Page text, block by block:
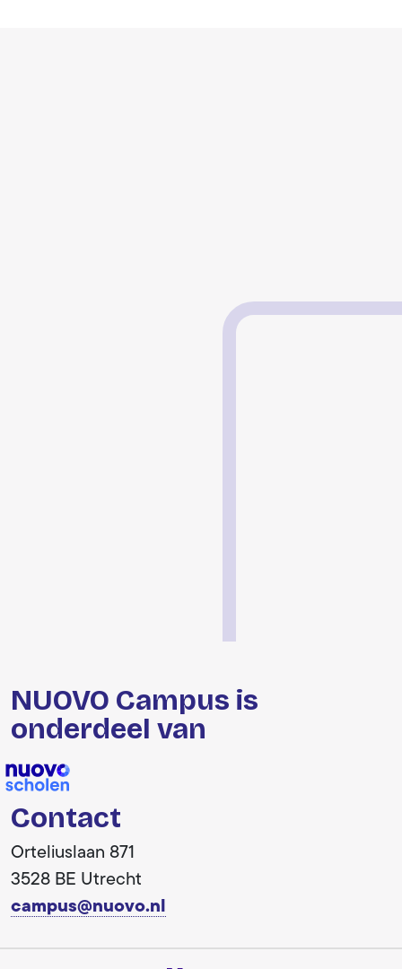
NUOVO Campus is
onderdeel van
Contact
Orteliuslaan 871
3528 BE Utrecht
campus@nuovo.nl